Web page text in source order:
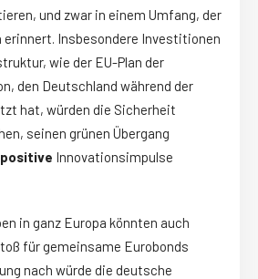
und zwar in einem Umfang, der
erinnert. Insbesondere Investitionen
wie der EU-Plan der
den Deutschland während der
hat, würden die Sicherheit
seinen grünen Übergang
positive Innovationsimpulse
in ganz Europa könnten auch
für gemeinsame Eurobonds
nach würde die deutsche